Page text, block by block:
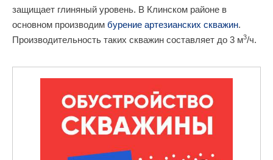
защищает глиняный уровень. В Клинском районе в
основном производим бурение артезианских скважин.
Производительность таких скважин составляет до 3 м3/ч.